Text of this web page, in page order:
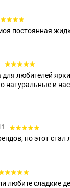
постоянная
для любителей
натуральные и
но этот
любите сладкие